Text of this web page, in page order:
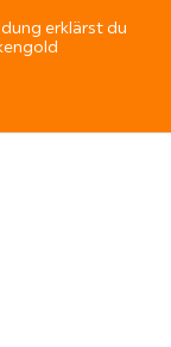
erklärst du